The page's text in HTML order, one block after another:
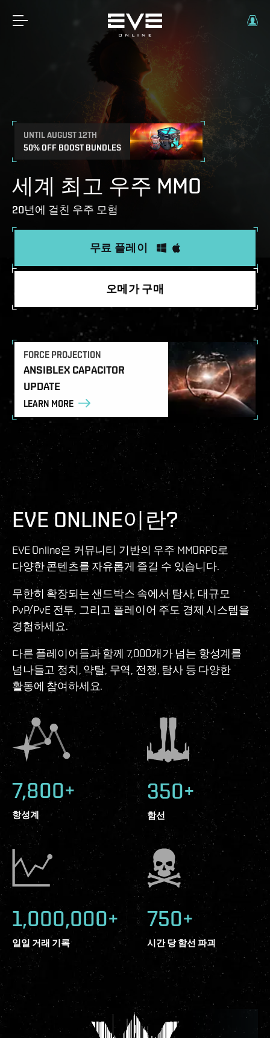
UNTIL AUGUST 12TH
50% OFF BOOST BUNDLES
세계 최고 우주 MMO
20년에 걸친 우주 모험
무료 플레이
오메가 구매
FORCE PROJECTION
ANSIBLEX CAPACITOR
UPDATE
LEARN MORE
EVE ONLINE이란?
EVE Online은 커뮤니티 기반의 우주 MMORPG로
다양한 콘텐츠를 자유롭게 즐길 수 있습니다.
무한히 확장되는 샌드박스 속에서 탐사, 대규모
PvP/PvE 전투, 그리고 플레이어 주도 경제 시스템을
경험하세요.
다른 플레이어들과 함께 7,000개가 넘는 항성계를
넘나들고 정치, 약탈, 무역, 전쟁, 탐사 등 다양한
활동에 참여하세요.
7,800+
항성계
350+
함선
1,000,000+
일일 거래 기록
750+
시간 당 함선 파괴